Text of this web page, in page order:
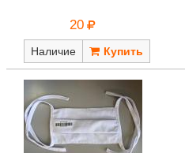
20
Наличие